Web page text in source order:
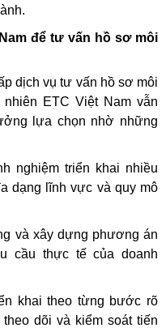
để tư vấn hồ sơ môi
dịch vụ tư vấn hồ sơ môi
ETC Việt Nam vẫn
lựa chọn nhờ những
nghiệm triển khai nhiều
dạng lĩnh vực và quy mô
và xây dựng phương án
cầu thực tế của doanh
khai theo từng bước rõ
dõi và kiểm soát tiến